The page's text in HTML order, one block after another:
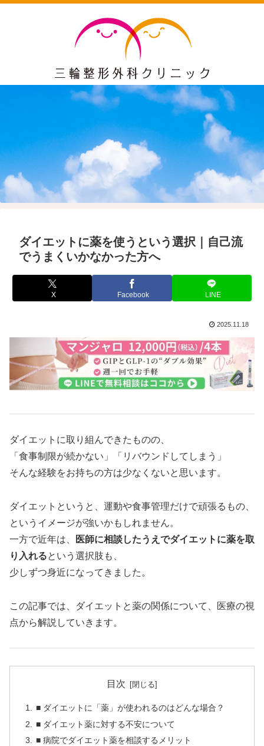
ダイエットに薬を使うという選択｜自己流
でうまくいかなかった方へ
X Facebook LINE
2025.11.18
ダイエットに取り組んできたものの、
「食事制限が続かない」「リバウンドしてしまう」
そんな経験をお持ちの方は少なくないと思います。
ダイエットというと、運動や食事管理だけで頑張るもの、
というイメージが強いかもしれません。
一方で近年は、
医師に相談したうえでダイエットに薬を取
り入れるという選択肢も、
少しずつ身近になってきました。
この記事では、ダイエットと薬の関係について、医療の視
点から解説していきます。
目次
■ ダイエットに「薬」が使われるのはどんな場合？
■ ダイエット薬に対する不安について
■ 病院でダイエット薬を相談するメリット